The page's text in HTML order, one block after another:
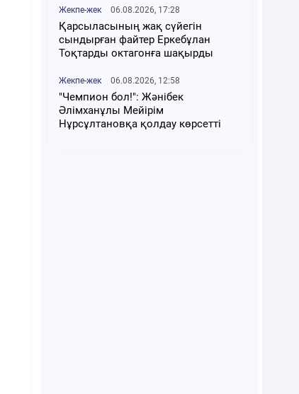
Жекпе-жек 06.08.2026, 17:28
Қарсыласының жақ сүйегін
сындырған файтер Еркебұлан
Тоқтарды октагонға шақырды
Жекпе-жек 06.08.2026, 12:58
"Чемпион бол!": Жәнібек
Әлімханұлы Мейірім
Нұрсұлтановқа қолдау көрсетті